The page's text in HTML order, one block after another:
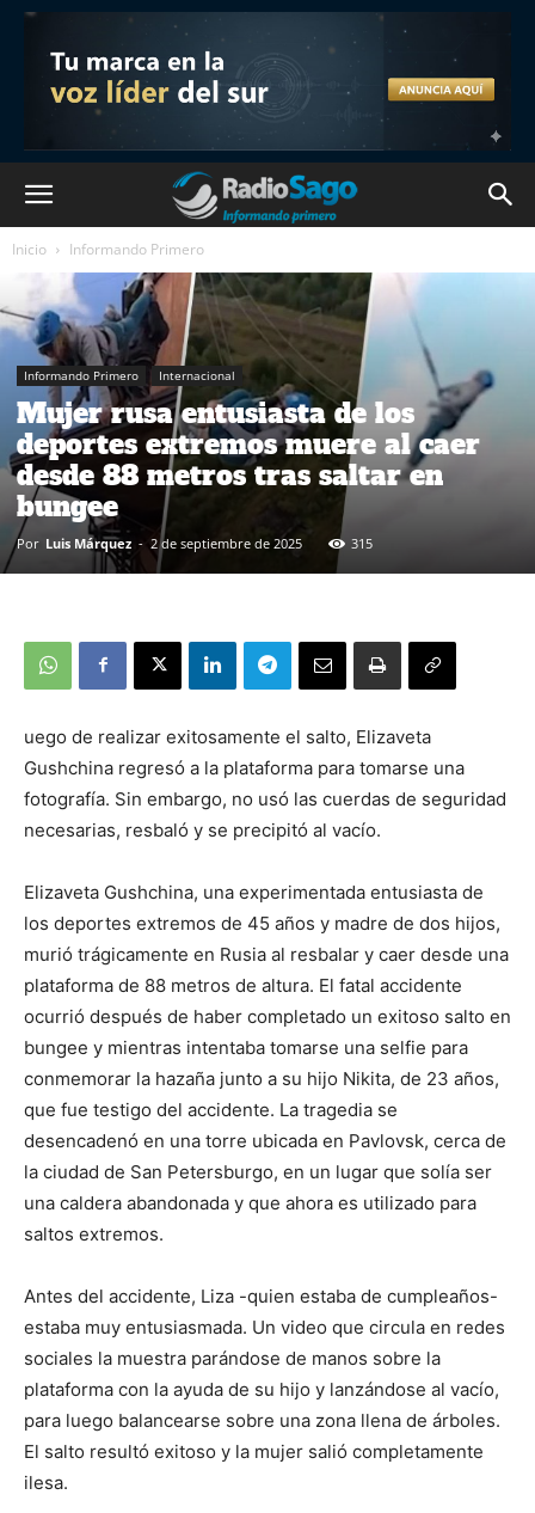
Inicio Informando Primero
Informando Primero Internacional
Mujer rusa entusiasta de los
deportes extremos muere al caer
desde 88 metros tras saltar en
bungee
Por Luis Márquez - 2 de septiembre de 2025 315
uego de realizar exitosamente el salto, Elizaveta
Gushchina regresó a la plataforma para tomarse una
fotografía. Sin embargo, no usó las cuerdas de seguridad
necesarias, resbaló y se precipitó al vacío.
Elizaveta Gushchina, una experimentada entusiasta de
los deportes extremos de 45 años y madre de dos hijos,
murió trágicamente en Rusia al resbalar y caer desde una
plataforma de 88 metros de altura. El fatal accidente
ocurrió después de haber completado un exitoso salto en
bungee y mientras intentaba tomarse una selfie para
conmemorar la hazaña junto a su hijo Nikita, de 23 años,
que fue testigo del accidente. La tragedia se
desencadenó en una torre ubicada en Pavlovsk, cerca de
la ciudad de San Petersburgo, en un lugar que solía ser
una caldera abandonada y que ahora es utilizado para
saltos extremos.
Antes del accidente, Liza -quien estaba de cumpleaños-
estaba muy entusiasmada. Un video que circula en redes
sociales la muestra parándose de manos sobre la
plataforma con la ayuda de su hijo y lanzándose al vacío,
para luego balancearse sobre una zona llena de árboles.
El salto resultó exitoso y la mujer salió completamente
ilesa.